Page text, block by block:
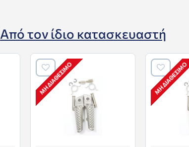
Από τον ίδιο κατασκευαστή
ΜΗ ΔΙΑΘΈΣΙΜΟ ΜΗ ΔΙΑΘΈΣΙΜΟ